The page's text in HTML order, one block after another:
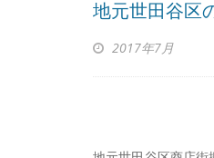
地元世田谷区
2017年7月